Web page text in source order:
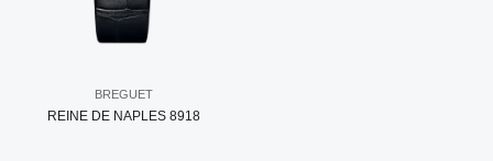
BREGUET
REINE DE NAPLES 8918